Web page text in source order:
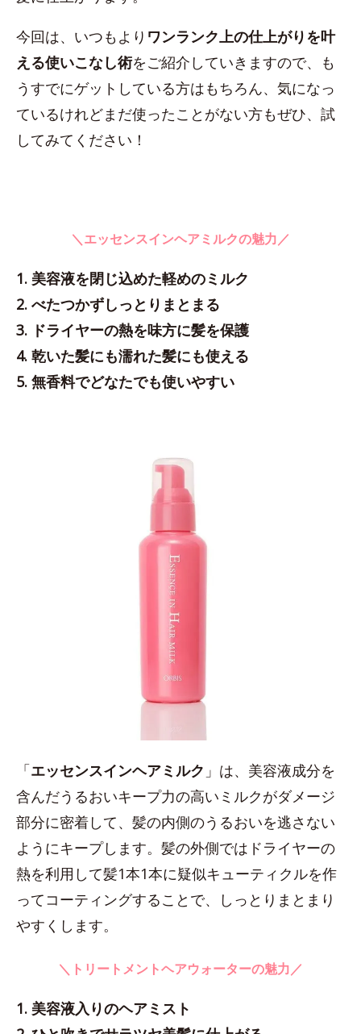
今回は、いつもより ワンランク上の仕上がりを叶
える使いこなし術をご紹介していきますので、も
うすでにゲットしている方はもちろん、気になっ
ているけれどまだ使ったことがない方もぜひ、試
してみてください！
＼エッセンスインヘアミルクの魅力／
1. 美容液を閉じ込めた軽めのミルク
2. べたつかずしっとりまとまる
3. ドライヤーの熱を味方に髪を保護
4. 乾いた髪にも濡れた髪にも使える
5. 無香料でどなたでも使いやすい
「エッセンスインヘアミルク 」は、美容液成分を
含んだうるおいキープ力の高いミルクがダメージ
部分に密着して、髪の内側のうるおいを逃さない
ようにキープします。髪の外側ではドライヤーの
熱を利用して髪1本1本に疑似キューティクルを作
ってコーティングすることで、しっとりまとまり
やすくします。
＼トリートメントヘアウォーターの魅力／
1. 美容液入りのヘアミスト